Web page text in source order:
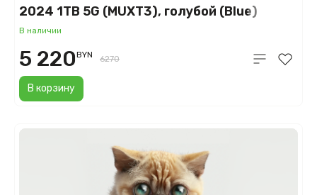
2024 1TB 5G (MUXT3), голубой (Blue)
В наличии
В корзину
5 220BYN 6270